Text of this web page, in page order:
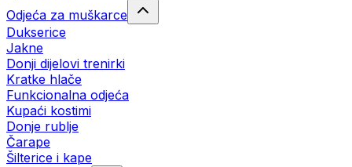
Odjeća za muškarce
Dukserice
Jakne
Donji dijelovi trenirki
Kratke hlače
Funkcionalna odjeća
Kupaći kostimi
Donje rublje
Čarape
Šilterice i kape